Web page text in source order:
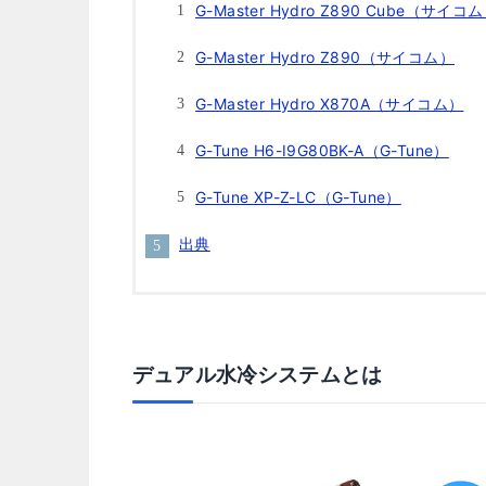
G-Master Hydro Z890 Cube（サイコム
G-Master Hydro Z890（サイコム）
G-Master Hydro X870A（サイコム）
G-Tune H6-I9G80BK-A（G-Tune）
G-Tune XP-Z-LC（G-Tune）
出典
デュアル水冷システムとは